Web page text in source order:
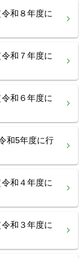
和８年度に
和７年度に
和６年度に
和5年度に行
和４年度に
和３年度に